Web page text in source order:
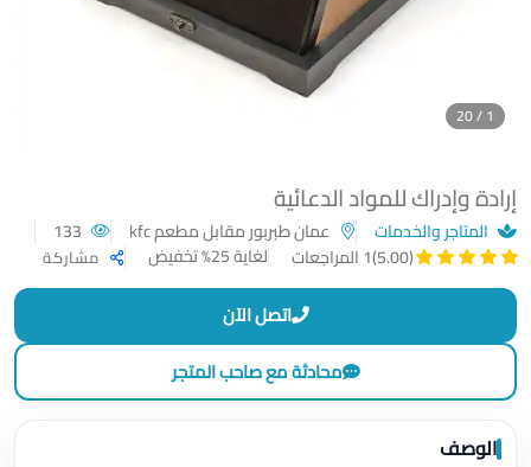
إرادة وإدراك للمواد الدعائية
المتاجر والخدمات عمان طبربور مقابل مطعم kfc
(5.00)
1 المراجعات لغاية 25% تخفيض مشاركة
1 / 20
اتصل الآن
محادثة مع صاحب المتجر
الوصف